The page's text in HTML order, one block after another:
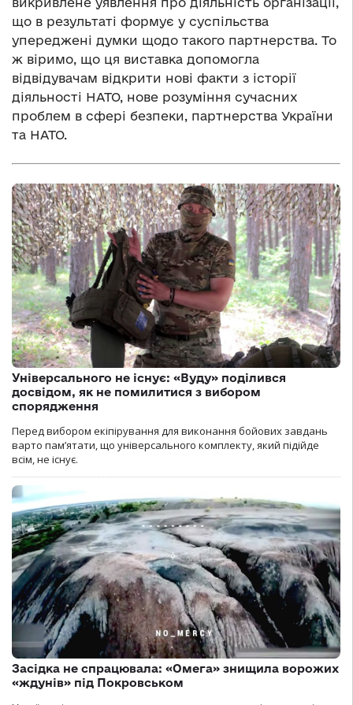
що в результаті формує у суспільства
упереджені думки щодо такого партнерства. То
ж віримо, що ця виставка допомогла
відвідувачам відкрити нові факти з історії
діяльності НАТО, нове розуміння сучасних
проблем в сфері безпеки, партнерства України
та НАТО.
Універсального не існує: «Вуду» поділився
досвідом, як не помилитися з вибором
спорядження
Перед вибором екіпірування для виконання бойових завдань
варто пам’ятати, що універсального комплекту, який підійде
всім, не існує.
Засідка не спрацювала: «Омега» знищила ворожих
«ждунів» під Покровськом